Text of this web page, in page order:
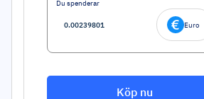
Du spenderar
Euro
Köp nu